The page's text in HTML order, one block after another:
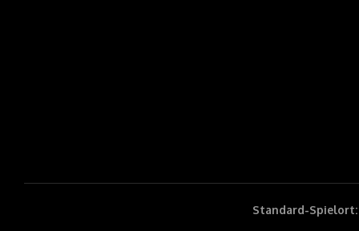
Standard-Spielort: